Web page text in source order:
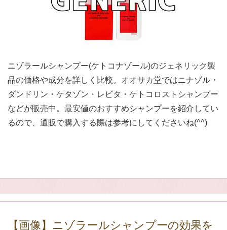
ニゾラールシャンプー(ケトコナゾール)のジェネリック製
品の価格や成分を詳しく比較。オオサカ堂ではニナゾル・
ダンドリン・ケタゾン・レビタ・ケトコロストシャンプー
などが販売中。最安値のおすすめシャンプーを紹介してい
るので、通販で購入する際は参考にしてくださいね(^^)
【画像】ニゾラールシャンプーの効果を